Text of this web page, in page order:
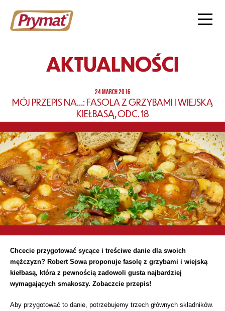
AKTUALNOŚCI
24 MARCH 2016
MÓJ PRZEPIS NA…: FASOLA Z GRZYBAMI I WIEJSKĄ
KIEŁBASĄ, ODC. 18
Chcecie przygotować sycące i treściwe danie dla swoich
mężczyzn? Robert Sowa proponuje fasolę z grzybami i wiejską
kiełbasą, która z pewnością zadowoli gusta najbardziej
wymagających smakoszy. Zobaczcie przepis!
Aby przygotować to danie, potrzebujemy trzech głównych składników.